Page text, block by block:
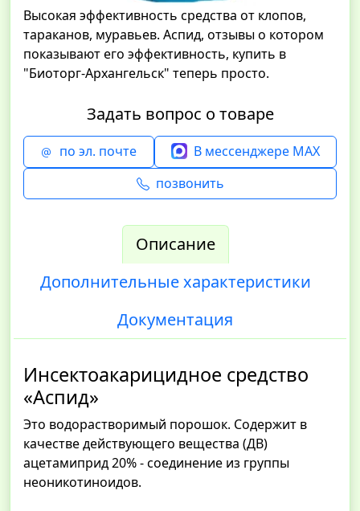
Высокая эффективность средства от клопов,
тараканов, муравьев. Аспид, отзывы о котором
показывают его эффективность, купить в
"Биоторг-Архангельск" теперь просто.
Задать вопрос о товаре
по эл. почте
В мессенджере MAX
позвонить
Описание
Дополнительные характеристики
Документация
Инсектоакарицидное средство
«Аспид»
Это водорастворимый порошок. Содержит в
качестве действующего вещества (ДВ)
ацетамиприд 20% - соединение из группы
неоникотиноидов.